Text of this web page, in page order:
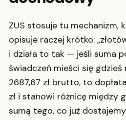
ZUS stosuje tu mechanizm,
opisuje raczej krótko:
i działa to tak — jeśli suma
świadczeń mieści się gdzieś
2687,67 zł brutto, to
zł i stanowi różnicę między
sumą tego, co już